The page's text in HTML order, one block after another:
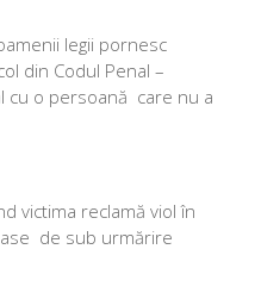
legii pornesc
din Codul Penal –
cu o persoană care nu a
victima reclamă viol în
de sub urmărire